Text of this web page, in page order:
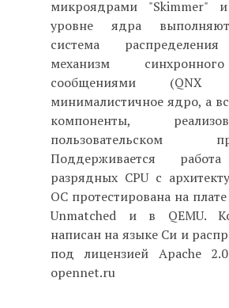
микроядрами "Skimmer"
уровне ядра
система
механизм
сообщениями
минималистичное ядро, а
компоненты,
пользовательском
Поддерживается
разрядных CPU с
ОС протестирована на
Unmatched и в QEMU.
написан на языке Си и
под лицензией Apache
opennet.ru